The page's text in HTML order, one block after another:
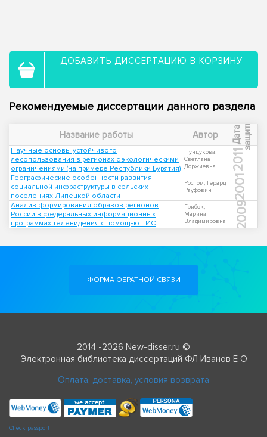
ДОБАВИТЬ ДИССЕРТАЦИЮ В КОРЗИНУ
Рекомендуемые диссертации данного раздела
Название работы Автор Д
а
т
а
з
а
щ
и
т ы
Научные основы устойчивого
лесопользования в регионах с экологическими
ограничениями (на примере Республики Бурятия)
Пунцукова,
Светлана
Доржиевна
2011
Географические особенности развития
социальной инфраструктуры в сельских
поселениях Липецкой области
Ростом, Герард
Рауфович
2001
Анализ формирования образов регионов
России в федеральных информационных
программах телевидения с помощью ГИС
Грибок,
Марина
Владимировна
2009
ФОРМА ОБРАТНОЙ СВЯЗИ
2014 -2026 New-disser.ru ©
Электронная библиотека диссертаций ФЛ Иванов Е О
Оплата, доставка, условия возврата
Check passport